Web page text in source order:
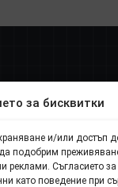
за бисквитки
и/или достъп
подобрим
реклами. Съгласието за
като поведение при
е
на проект № BG-
RRP-3.005
и